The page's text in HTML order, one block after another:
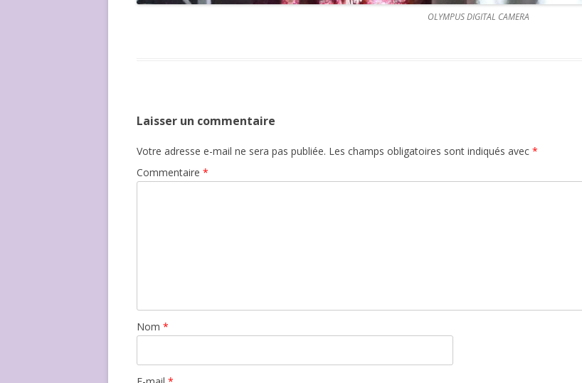
OLYMPUS DIGITAL CAMERA
Laisser un commentaire
Votre adresse e-mail ne sera pas publiée. Les champs obligatoires sont indiqués avec *
Commentaire *
Nom *